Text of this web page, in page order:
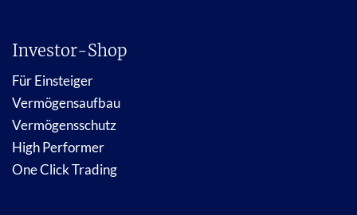
Investor-Shop
Für Einsteiger
Vermögensaufbau
Vermögensschutz
High Performer
One Click Trading